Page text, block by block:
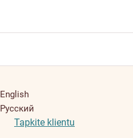
English
Русский
Tapkite klientu